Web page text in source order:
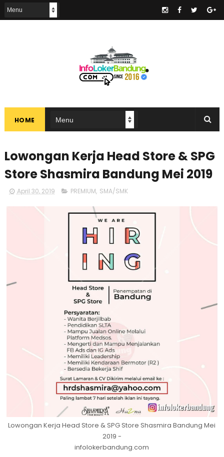
HOME
Lowongan Kerja Head Store & SPG
Store Shasmira Bandung Mei 2019
April 30, 2019 PREMIUM, SMA/SMK
Lowongan Kerja Head Store & SPG Store Shasmira Bandung Mei
2019 -
infolokerbandung.com